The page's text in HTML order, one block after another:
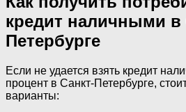
кредит наличными в
Петербурге
Если не удается взять кредит
процент в Санкт-Петербурге,
варианты: